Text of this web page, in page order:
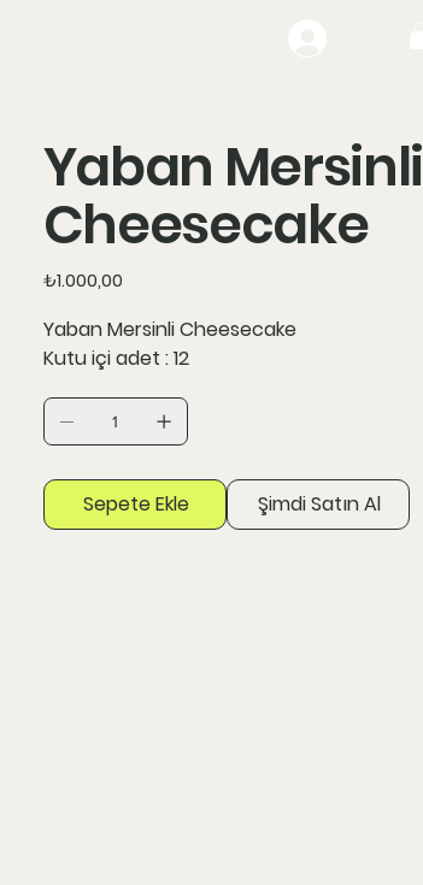
Yaban Mersinli
Cheesecake
Fiyat
₺1.000,00
Yaban Mersinli Cheesecake
Kutu içi adet : 12
Sepete Ekle Şimdi Satın Al